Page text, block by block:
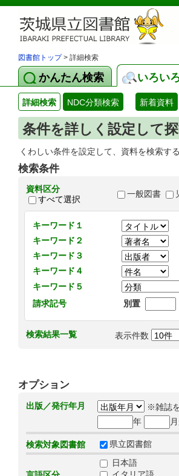
図書館トップ> 詳細検索
かんたん検索 いろい
詳細検索 NDC分類検索 新着資料
条件を詳しく設定して
くわしい条件を設定して、資料を検索す
検索条件
資料区分
すべて選択
一般図書
キーワード１
キーワード２
キーワード３
キーワード４
キーワード５
請求記号
別置
検索結果一覧 表示件数
オプション
出版／発行年月
※雑誌
年
検索対象図書館 県立図書館
日本語